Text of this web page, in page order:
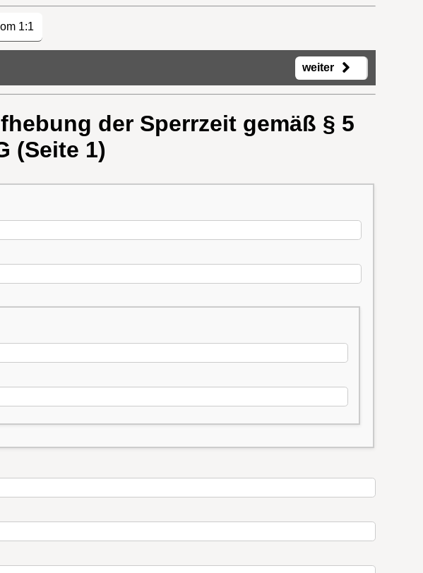
1:1
weiter
der Sperrzeit gemäß § 5
(Seite 1)